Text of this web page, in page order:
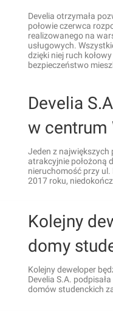
Develia otrzymała
połowie czerwca
realizowanego na
usługowych.
dzięki niej ruch
bezpieczeństwo
Develia
w centrum
Jeden z największych
atrakcyjnie położoną
nieruchomość przy
2017 roku,
Kolejny
domy
Kolejny deweloper
Develia S.A.
domów studenckich